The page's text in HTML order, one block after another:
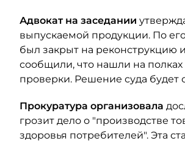
Адвокат на заседании
выпускаемой продукции. По
был закрыт на реконструкцию
сообщили, что нашли на
проверки. Решение суда будет
Прокуратура организовала
грозит дело о "производстве
здоровья потребителей". Эта